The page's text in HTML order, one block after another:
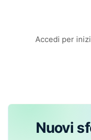
Accedi per
Nuovi